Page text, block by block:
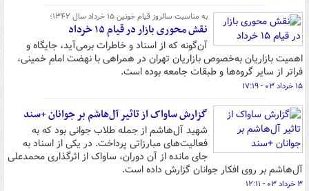
به مناسبت سالروز قیام خونین ۱۵ خرداد سال ۱۳۴۲؛
نقش محوری بازار در قیام ۱۵ خرداد
آن‌گونه که از اسناد و خاطرات برمی‌آید، جایگاه و
اهمیت بازاریان به‌خصوص بازاریان تهران در همراهی با نهضت امام خمینی،
فراتر از سایر گروه‌ها و طبقات جامعه بوده است.
۱۵ خرداد ۰۳ - ۱۷:۱۹
گزارش ساواک از تاثیر آل‌هاشم بر جوانان +سند
شهید آل‌هاشم از جمله طلاب جوانی بود که به
فعالیت‌های مبارزاتی پرداخت. در یکی از اسناد به
جای مانده از آن دوران، ساواک از اثرگذاری محمدعلی
آل‌هاشم بر روی افکار جوانان گزارش داده است.
۳ خرداد ۰۳ - ۱۲:۱۱